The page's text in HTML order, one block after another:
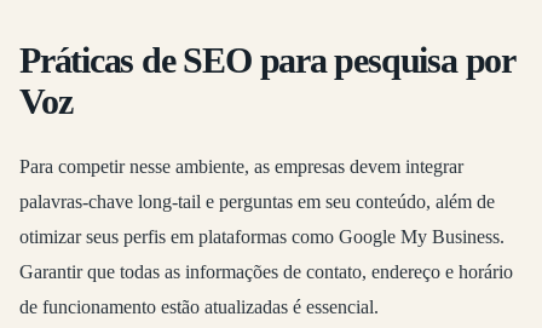
Práticas de SEO para pesquisa por
Voz
Para competir nesse ambiente, as empresas devem integrar
palavras-chave long-tail e perguntas em seu conteúdo, além de
otimizar seus perfis em plataformas como Google My Business.
Garantir que todas as informações de contato, endereço e horário
de funcionamento estão atualizadas é essencial.